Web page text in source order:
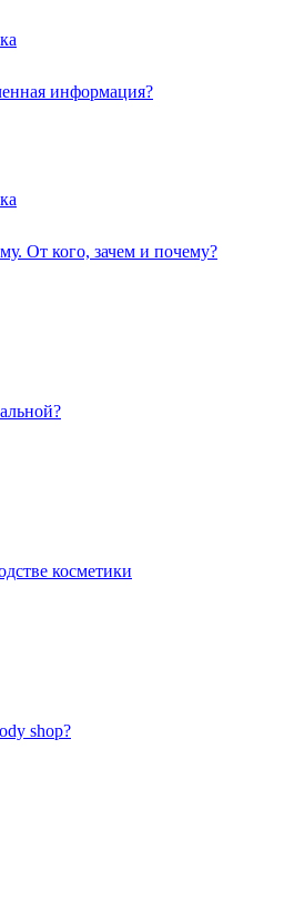
информация?
От кого, зачем и почему?
косметики
shop?